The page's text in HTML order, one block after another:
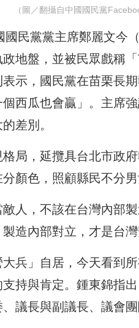
（圖／翻攝自中國國民黨
民黨黨主席鄭麗文今
地盤，並被民眾戲稱
示，國民黨在苗栗長
西瓜也會贏」。主席
差別。
局，延攬具台北市政
顏色，照顧縣民不分男
人，不該在台灣內部
造內部對立，才是台灣
兵」自居，今天看到
持與肯定。鍾東錦指
議長與副議長、議會